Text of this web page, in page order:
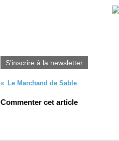
S'inscrire à la newsletter
Le Marchand de Sable
Commenter cet article